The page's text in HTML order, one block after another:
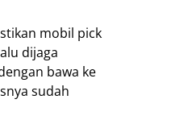
mobil pick
dijaga
bawa ke
sudah